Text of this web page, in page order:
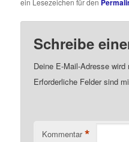
ein Lesezeichen für den
Schreibe
Deine E-Mail-Adresse
Erforderliche Felder sind
Kommentar *